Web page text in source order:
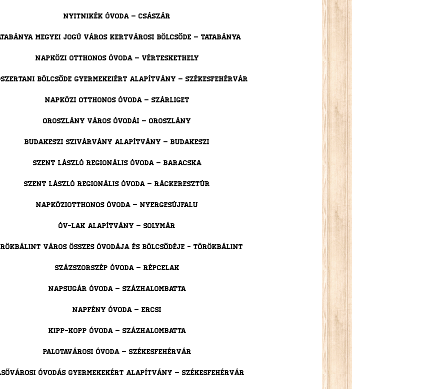
Nyitnikék Óvoda – Császár
Megyei Jogú Város Kertvárosi Bölcsőde – Tatabánya
Napközi Otthonos Óvoda – Vérteskethely
Bölcsőde Gyermekeiért Alapítvány – Székesfehérvár
Napközi Otthonos Óvoda – Szárliget
Oroszlány Város Óvodái – Oroszlány
Budakeszi Szivárvány Alapítvány – Budakeszi
Szent László Regionális Óvoda – Baracska
Szent László Regionális Óvoda – Ráckeresztúr
Napköziotthonos Óvoda – Nyergesújfalu
Óv-lak Alapítvány – Solymár
város összes óvodája és bölcsődéje - Törökbálint
Százszorszép Óvoda – Répcelak
Napsugár Óvoda – Százhalombatta
Napfény Óvoda – Ercsi
Kipp-Kopp Óvoda – Százhalombatta
Palotavárosi Óvoda – Székesfehérvár
Óvodás Gyermekekért Alapítvány – Székesfehérvár